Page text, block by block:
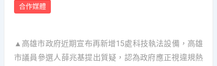
合作媒體
▲高雄市政府近期宣布再新增15處科技執法設備，高雄
市議員參選人薛兆基提出質疑，認為政府應正視違規熱